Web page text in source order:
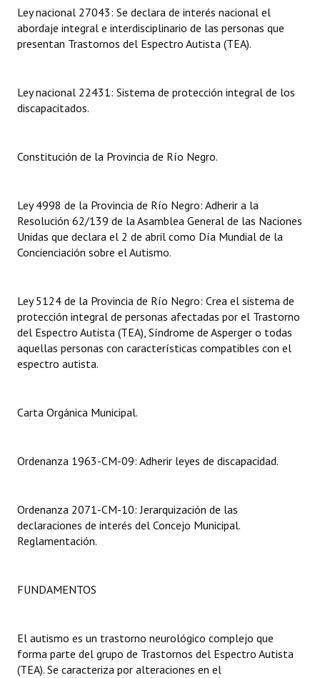
Informes de Unidad Coordinadora
Ejecución Presupuestaria
NORMATIVA
Declaraciones
Resoluciones de Presidencia
INSTITUCIONAL
Noticias Destacadas
Registros y Distinciones
Datos Históricos
Mujeres que Dejaron Huellas - Registro
Ciudadano Ilustre - Registro
Banca del Vecino - Registro
Reconocimientos - Registro
Bariloche, Municipio intercultural
Ley nacional 27043: Se declara de interés nacional el
abordaje integral e interdisciplinario de las personas que
presentan Trastornos del Espectro Autista (TEA).
Ley nacional 22431: Sistema de protección integral de los
discapacitados.
Constitución de la Provincia de Río Negro.
Ley 4998 de la Provincia de Río Negro: Adherir a la
Resolución 62/139 de la Asamblea General de las Naciones
Unidas que declara el 2 de abril como Día Mundial de la
Concienciación sobre el Autismo.
Ley 5124 de la Provincia de Río Negro: Crea el sistema de
protección integral de personas afectadas por el Trastorno
del Espectro Autista (TEA), Síndrome de Asperger o todas
aquellas personas con características compatibles con el
espectro autista.
Carta Orgánica Municipal.
Ordenanza 1963-CM-09: Adherir leyes de discapacidad.
Ordenanza 2071-CM-10: Jerarquización de las
declaraciones de interés del Concejo Municipal.
Reglamentación.
FUNDAMENTOS
El autismo es un trastorno neurológico complejo que
forma parte del grupo de Trastornos del Espectro Autista
(TEA). Se caracteriza por alteraciones en el